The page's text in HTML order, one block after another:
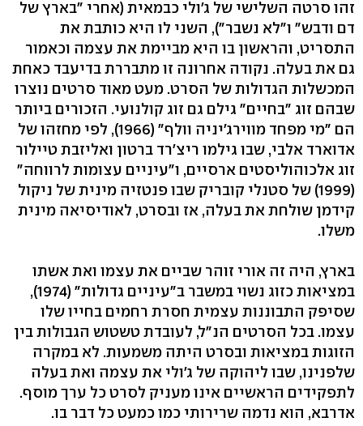
זהו סרטה השלישי של ג'ולי כבמאית (אחרי "בארץ של
דם ודבש" ו"לא נשבר"), השני לו היא כותבת את
התסריט, והראשון בו היא מביימת את עצמה וכאמור
גם את בעלה. נקודה אחרונה זו מתבררת בדיעבד כאחת
המכשלות הגדולות של הסרט. מעט מאוד סרטים נוצרו
שבהם זוג "בחיים" גילם גם זוג קולנועי. הזכורים ביותר
הם "מי מפחד מווירג'יניה וולף" (1966), לפי מחזהו של
אדוארד אלבי, שבו גילמו ריצ'רד ברטון ואליזבת טיילור
זוג אלכוהוליסטים ארסיים, ו"עיניים עצומות לרווחה"
(1999) של סטנלי קובריק שבו פנטזיה מינית של ניקול
קידמן שולחת את בעלה, אז ובסרט, לאודיסיאה מינית
משלו.
בארץ, היה זה אורי זוהר שביים את עצמו ואת אשתו
במציאות כזוג נשוי במשבר ב"עיניים גדולות" (1974),
שסיפק התבוננות עצמית חסרת רחמים בחייו שלו
עצמו. בכל הסרטים הנ"ל, לעובדת טשטוש הגבולות בין
הזוגות במציאות ובסרט היתה משמעות. לא במקרה
שלפנינו, שבו ליהוקה של ג'ולי את עצמה ואת בעלה
לתפקידים הראשיים אינו מעניק לסרט כל ערך מוסף.
אדרבא, הוא נדמה שרירותי כמו כמעט כל דבר בו.